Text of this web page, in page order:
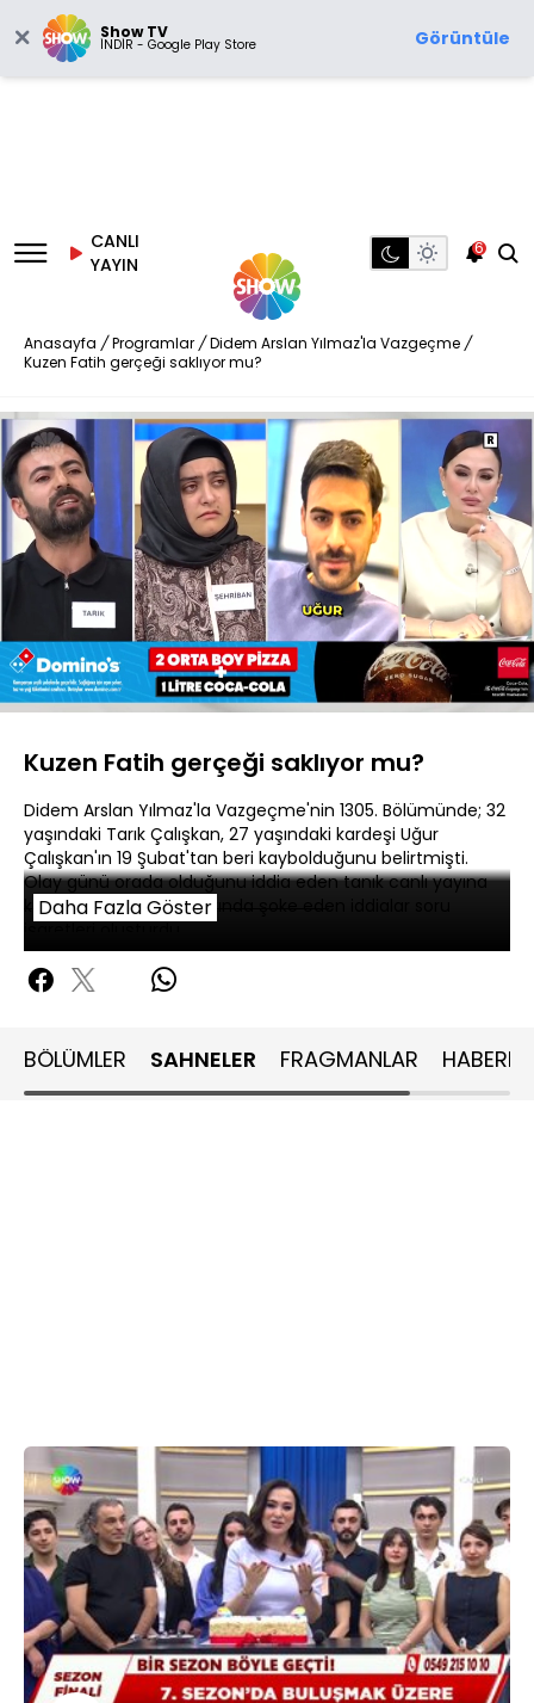
Show TV
İNDİR - Google Play Store Görüntüle
CANLI
YAYIN
6
Anasayfa / Programlar / Didem Arslan Yılmaz'la Vazgeçme /
Kuzen Fatih gerçeği saklıyor mu?
Sesi
Aç
480P
21.16%
Oynatma
Hızı
Kuzen Fatih gerçeği saklıyor mu?
Didem Arslan Yılmaz'la Vazgeçme'nin 1305. Bölümünde; 32
yaşındaki Tarık Çalışkan, 27 yaşındaki kardeşi Uğur
Çalışkan'ın 19 Şubat'tan beri kaybolduğunu belirtmişti.
Olay günü orada olduğunu iddia eden tanık canlı yayına
katıldı. Kuzen Fatih hakkında şoke eden iddialar soru
Daha Fazla Göster
BÖLÜMLER SAHNELER FRAGMANLAR